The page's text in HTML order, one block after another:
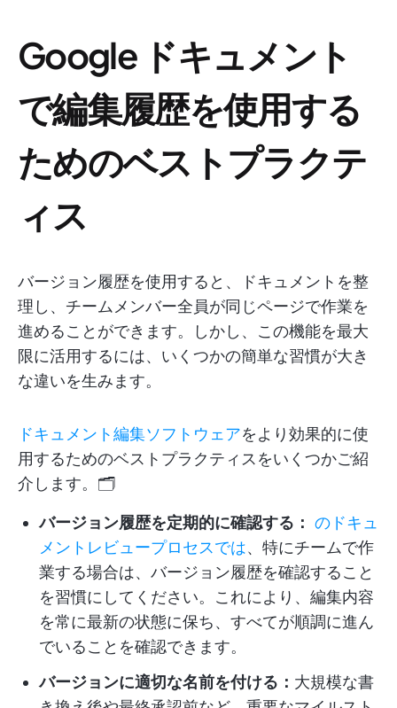
Google ドキュメント
で編集履歴を使用する
ためのベストプラクテ
ィス
バージョン履歴を使用すると、ドキュメントを整
理し、チームメンバー全員が同じページで作業を
進めることができます。しかし、この機能を最大
限に活用するには、いくつかの簡単な習慣が大き
な違いを生みます。
ドキュメント編集ソフトウェアをより効果的に使
用するためのベストプラクティスをいくつかご紹
介します。🗂️
バージョン履歴を定期的に確認する： のドキュ
メントレビュープロセスでは、特にチームで作
業する場合は、バージョン履歴を確認すること
を習慣にしてください。これにより、編集内容
を常に最新の状態に保ち、すべてが順調に進ん
でいることを確認できます。
バージョンに適切な名前を付ける： 大規模な書